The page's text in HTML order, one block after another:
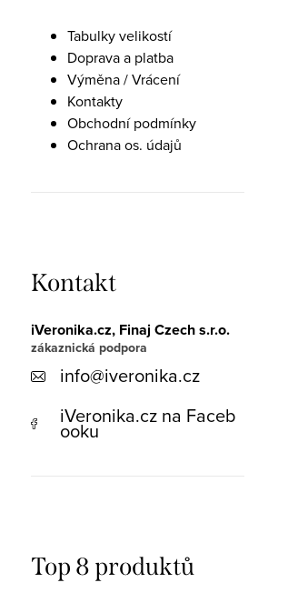
Tabulky velikostí
Doprava a platba
Výměna / Vrácení
Kontakty
Obchodní podmínky
Ochrana os. údajů
Kontakt
iVeronika.cz, Finaj Czech s.r.o.
info@iveronika.cz
iVeronika.cz na Faceb
ooku
Top 8 produktů